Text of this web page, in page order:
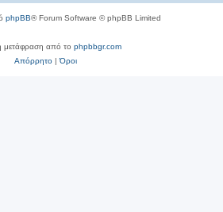
phpBB® Forum Software © phpBB Limited
μετάφραση από το phpbbgr.com
Απόρρητο|Όροι